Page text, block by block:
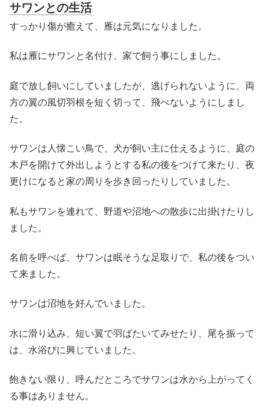
サワンとの生活
すっかり傷が癒えて、雁は元気になりました。
私は雁にサワンと名付け、家で飼う事にしました。
庭で放し飼いにしていましたが、逃げられないように、両
方の翼の風切羽根を短く切って、飛べないようにしまし
た。
サワンは人懐こい鳥で、犬が飼い主に仕えるように、庭の
木戸を開けて外出しようとする私の後をつけて来たり、夜
更けになると家の周りを歩き回ったりしていました。
私もサワンを連れて、野道や沼地への散歩に出掛けたりし
ました。
名前を呼べば、サワンは眠そうな足取りで、私の後をつい
て来ました。
サワンは沼地を好んでいました。
水に滑り込み、短い翼で羽ばたいてみせたり、尾を振って
は、水浴びに興じていました。
飽きない限り、呼んだところでサワンは水から上がってく
る事はありません。